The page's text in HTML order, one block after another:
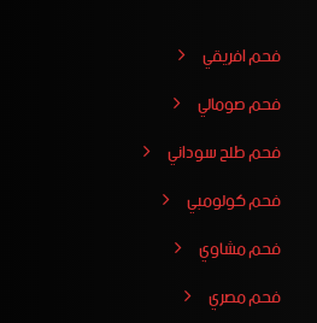
فحم افريقي
فحم صومالي
فحم طلح سوداني
فحم كولومبي
فحم مشاوي
فحم مصري